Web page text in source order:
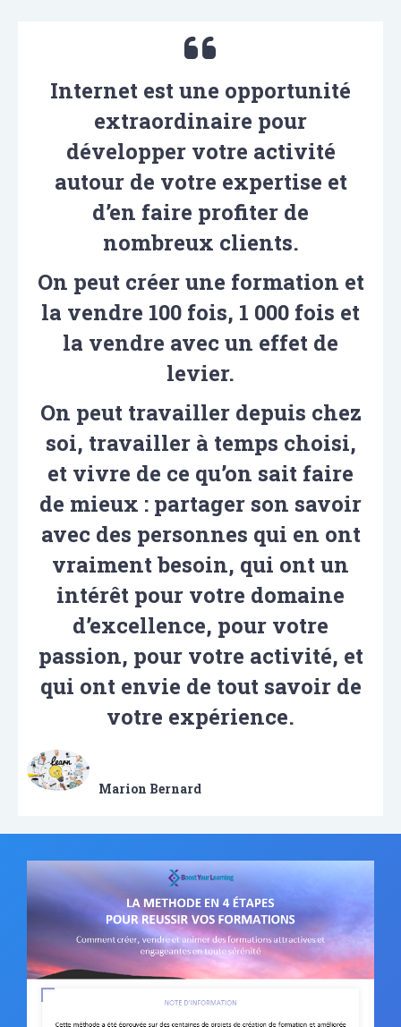
Internet est une opportunité
extraordinaire pour
développer votre activité
autour de votre expertise et
d’en faire profiter de
nombreux clients.
On peut créer une formation et
la vendre 100 fois, 1 000 fois et
la vendre avec un effet de
levier.
On peut travailler depuis chez
soi, travailler à temps choisi,
et vivre de ce qu’on sait faire
de mieux : partager son savoir
avec des personnes qui en ont
vraiment besoin, qui ont un
intérêt pour votre domaine
d’excellence, pour votre
passion, pour votre activité, et
qui ont envie de tout savoir de
votre expérience.
Marion Bernard